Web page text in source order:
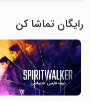
رایگان تماشا کن